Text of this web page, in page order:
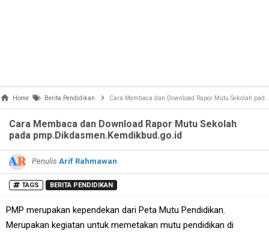
Home Berita Pendidikan Cara Membaca dan Download Rapor Mutu Sekolah pada pmp.Dikdasmen.Kemdikbud.go.id
Cara Membaca dan Download Rapor Mutu Sekolah
pada pmp.Dikdasmen.Kemdikbud.go.id
Penulis Arif Rahmawan
TAGS BERITA PENDIDIKAN
PMP merupakan kependekan dari Peta Mutu Pendidikan.
Merupakan kegiatan untuk memetakan mutu pendidikan di